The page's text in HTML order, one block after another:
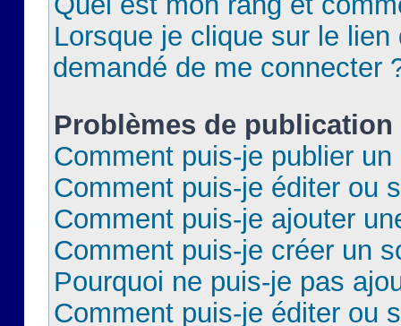
Lorsque je clique sur le lien
demandé de me connecter
Problèmes de publication
Comment puis-je publier
Comment puis-je éditer ou
Comment puis-je ajouter
Comment puis-je créer un
Pourquoi ne puis-je pas
Comment puis-je éditer ou